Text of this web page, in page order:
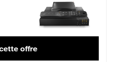
offre